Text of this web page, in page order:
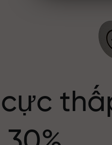
Loprais mang
kỷ luật vào thế giới